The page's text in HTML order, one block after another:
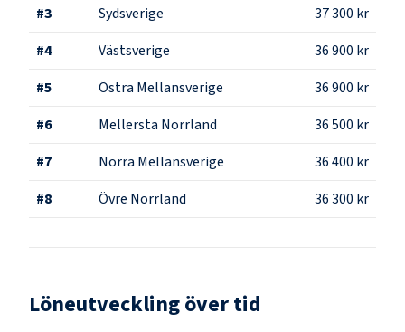
#3 Sydsverige
37 300 kr
#4 Västsverige
36 900 kr
#5 Östra Mellansverige
36 900 kr
#6 Mellersta Norrland
36 500 kr
#7 Norra Mellansverige
36 400 kr
#8 Övre Norrland 36 300 kr
Löneutveckling över tid